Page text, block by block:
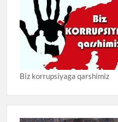
Biz korrupsiyaga qarshimiz